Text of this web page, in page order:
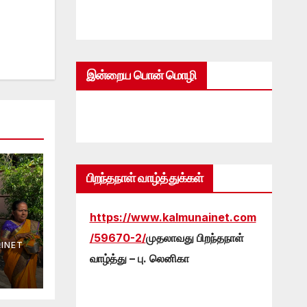
இன்றைய பொன் மொழி
பிறந்தநாள் வாழ்த்துக்கள்
https://www.kalmunainet.com
/59670-2/முதலாவது பிறந்தநாள்
வாழ்த்து – பு. லெனிகா